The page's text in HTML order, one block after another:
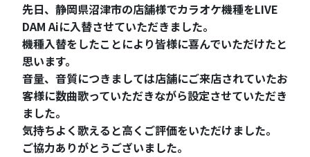
先日、静岡県沼津市の店舗様でカラオケ機種をLIVE
DAM Aiに入替させていただきました。
機種入替をしたことにより皆様に喜んでいただけたと
思います。
音量、音質につきましては店舗にご来店されていたお
客様に数曲歌っていただきながら設定させていただき
ました。
気持ちよく歌えると高くご評価をいただけました。
ご協力ありがとうございました。